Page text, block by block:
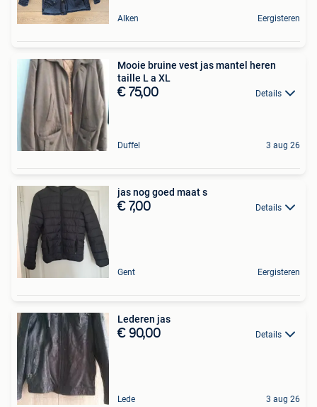
Alken Eergisteren
Mooie bruine vest jas mantel heren
taille L a XL
€ 75,00 Details
Duffel 3 aug 26
jas nog goed maat s
€ 7,00 Details
Gent Eergisteren
Lederen jas
€ 90,00 Details
Lede 3 aug 26